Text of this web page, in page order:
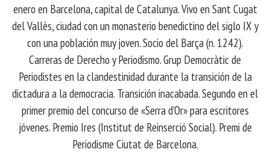
enero en Barcelona, ​​capital de Catalunya. Vivo en Sant Cugat
del Vallès, ciudad con un monasterio benedictino del siglo IX y
con una población muy joven. Socio del Barça (n. 1242).
Carreras de Derecho y Periodismo. Grup Democràtic de
Periodistes en la clandestinidad durante la transición de la
dictadura a la democracia. Transición inacabada. Segundo en el
primer premio del concurso de «Serra d’Or» para escritores
jóvenes. Premio Ires (Institut de Reinserció Social). Premi de
Periodisme Ciutat de Barcelona.